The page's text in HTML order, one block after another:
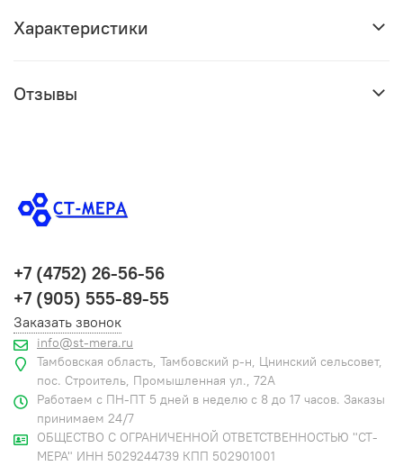
Характеристики
Отзывы
+7 (4752) 26-56-56
+7 (905) 555-89-55
Заказать звонок
info@st-mera.ru
Тамбовская область, Тамбовский р-н, Цнинский сельсовет,
пос. Строитель, Промышленная ул., 72А
Работаем с ПН-ПТ 5 дней в неделю с 8 до 17 часов. Заказы
принимаем 24/7
ОБЩЕСТВО С ОГРАНИЧЕННОЙ ОТВЕТСТВЕННОСТЬЮ "СТ-
МЕРА" ИНН 5029244739 КПП 502901001